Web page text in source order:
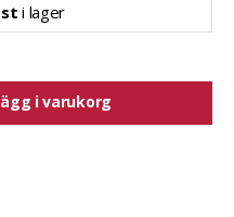
st i lager
i varukorg